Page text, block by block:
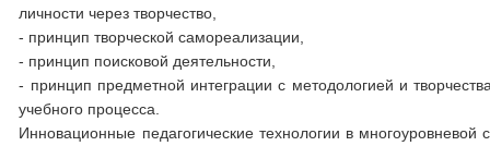
личности через творчество,
- принцип творческой самореализации,
- принцип поисковой деятельности,
- принцип предметной интеграции с методологией и
учебного процесса.
Инновационные педагогические технологии в